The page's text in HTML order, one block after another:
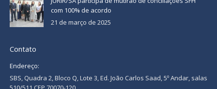
com 100% de acordo
21 de março de 2025
Contato
Endereço:
SBS, Quadra 2, Bloco Q, Lote 3, Ed. João Carlos Saad, 5º Andar, salas